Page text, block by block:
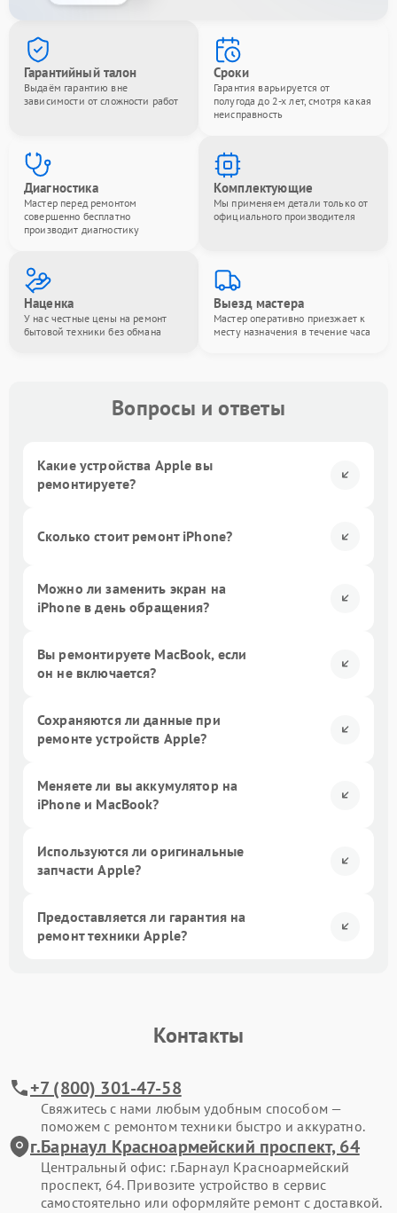
Гарантийный талон
Выдаём гарантию вне
зависимости от сложности работ
Сроки
Гарантия варьируется от
полугода до 2-х лет, смотря какая
неисправность
Диагностика
Мастер перед ремонтом
совершенно бесплатно
производит диагностику
Комплектующие
Мы применяем детали только от
официального производителя
Наценка
У нас честные цены на ремонт
бытовой техники без обмана
Выезд мастера
Мастер оперативно приезжает к
месту назначения в течение часа
Вопросы и ответы
Какие устройства Apple вы
ремонтируете?
Сколько стоит ремонт iPhone?
Можно ли заменить экран на
iPhone в день обращения?
Вы ремонтируете MacBook, если
он не включается?
Сохраняются ли данные при
ремонте устройств Apple?
Меняете ли вы аккумулятор на
iPhone и MacBook?
Используются ли оригинальные
запчасти Apple?
Предоставляется ли гарантия на
ремонт техники Apple?
Контакты
+7 (800) 301-47-58
Свяжитесь с нами любым удобным способом —
поможем с ремонтом техники быстро и аккуратно.
г.Барнаул Красноармейский проспект, 64
Центральный офис: г.Барнаул Красноармейский
проспект, 64. Привозите устройство в сервис
самостоятельно или оформляйте ремонт с доставкой.